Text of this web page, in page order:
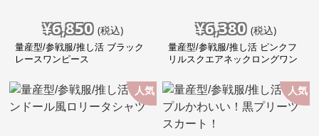
¥6,850 (税込)
量産型/参戦服/推し活 ブラック
レースワンピース
¥6,380 (税込)
量産型/参戦服/推し活 ピンクフ
リルスクエアネックロングワン
人気 人気